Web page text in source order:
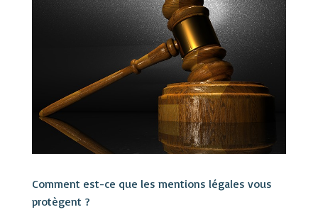
Comment est-ce que les mentions légales vous
protègent ?